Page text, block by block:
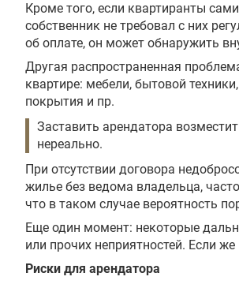
Кроме того, если квартиранты
собственник не требовал с них
об оплате, он может обнаружить
Другая распространенная
квартире: мебели, бытовой
покрытия и пр.
Заставить арендатора
нереально.
При отсутствии договора
жилье без ведома владельца,
что в таком случае вероятность
Еще один момент: некоторые
или прочих неприятностей. Если
Риски для арендатора